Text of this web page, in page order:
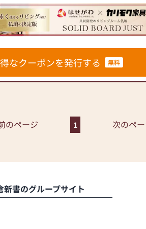
15
59-6888
ズ町田駅
8月17日
セール】
（お持ち
引きのお買
お仏壇を
ケールメ
信頼。創業
明と対応
基のお
案してお
ございま
・お念珠
なクーポンを発行する 無料
のページ 1 次のペ
新書のグループサイト